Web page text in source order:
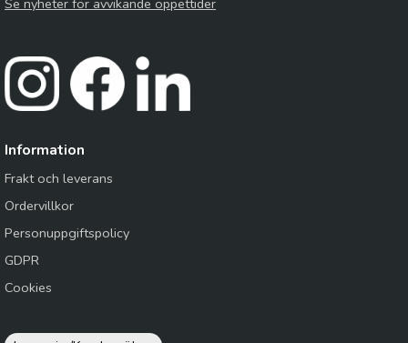
Se nyheter för avvikande öppettider
Information
Frakt och leverans
Ordervillkor
Personuppgiftspolicy
GDPR
Cookies